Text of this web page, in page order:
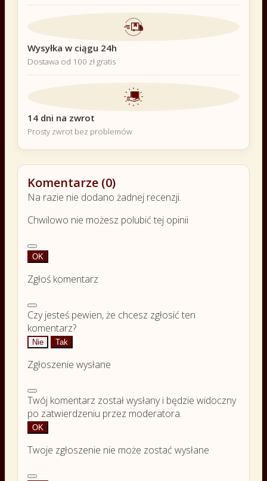
Wysyłka w ciągu 24h
Dostawa od 100 zł gratis
14 dni na zwrot
Prosty zwrot bez problemów
Komentarze (0)
Na razie nie dodano żadnej recenzji.
Chwilowo nie możesz polubić tej opinii
OK
Zgłoś komentarz
Czy jesteś pewien, że chcesz zgłosić ten
komentarz?
Nie Tak
Zgłoszenie wysłane
Twój komentarz został wysłany i będzie widoczny
po zatwierdzeniu przez moderatora.
OK
Twoje zgłoszenie nie może zostać wysłane